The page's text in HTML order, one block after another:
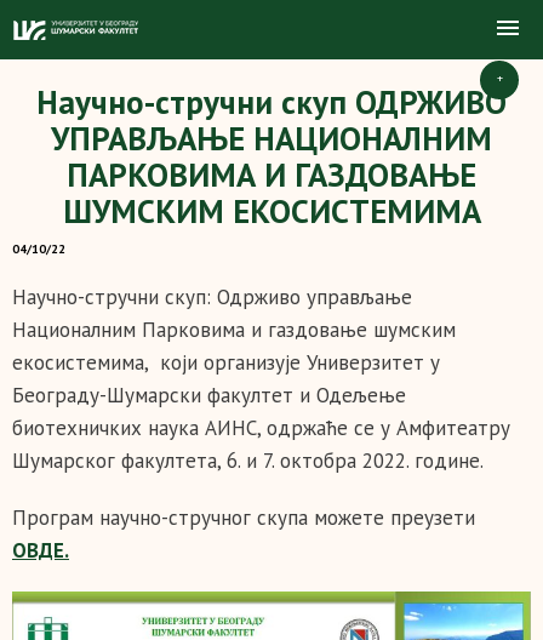
+
Научно-стручни скуп ОДРЖИВО
УПРАВЉАЊЕ НАЦИОНАЛНИМ
ПАРКОВИМА И ГАЗДОВАЊЕ
ШУМСКИМ ЕКОСИСТЕМИМА
04/10/22
Научно-стручни скуп: Одрживо управљање
Националним Парковима и газдовање шумским
екосистемима, који организује Универзитет у
Београду-Шумарски факултет и Одељење
биотехничких наука АИНС, одржаће се у Амфитеатру
Шумарског факултета, 6. и 7. октобра 2022. године.
Програм научно-стручног скупа можете преузети
ОВДЕ.